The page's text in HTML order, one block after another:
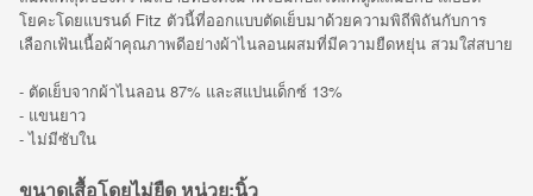
โยคะโดยแบรนด์ Fitz ตัวนี้ที่ออกแบบตัดเย็บมาด้วยความพิถีพิถันกับการ
เลือกเฟ้นเนื้อผ้าคุณภาพดีอย่างผ้าไนลอนผสมที่มีความยืดหยุ่น สวมใส่สบาย
- ตัดเย็บจากผ้าไนลอน 87% และสแปนเด็กซ์ 13%
- แขนยาว
- ไม่มีซับใน
ขนาดเสื้อโดยไม่ยืด หน่วย:นิ้ว